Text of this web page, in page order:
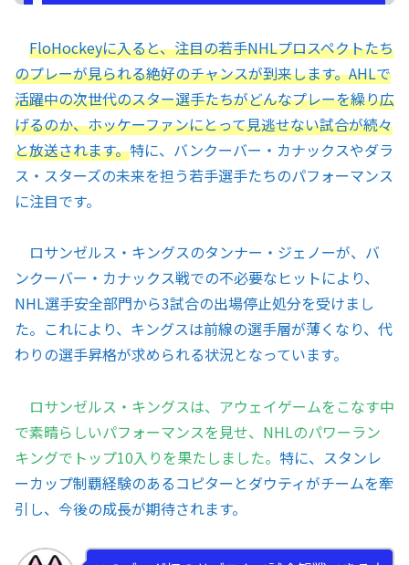
FloHockeyに入ると、注目の若手NHLプロスペクトたち
のプレーが見られる絶好のチャンスが到来します。AHLで
活躍中の次世代のスター選手たちがどんなプレーを繰り広
げるのか、ホッケーファンにとって見逃せない試合が続々
と放送されます。特に、バンクーバー・カナックスやダラ
ス・スターズの未来を担う若手選手たちのパフォーマンス
に注目です。
ロサンゼルス・キングスのタンナー・ジェノーが、バ
ンクーバー・カナックス戦での不必要なヒットにより、
NHL選手安全部門から3試合の出場停止処分を受けまし
た。これにより、キングスは前線の選手層が薄くなり、代
わりの選手昇格が求められる状況となっています。
ロサンゼルス・キングスは、アウェイゲームをこなす中
で素晴らしいパフォーマンスを見せ、NHLのパワーラン
キングでトップ10入りを果たしました。 特に、スタンレ
ーカップ制覇経験のあるコピターとダウティがチームを牽
引し、今後の成長が期待されます。